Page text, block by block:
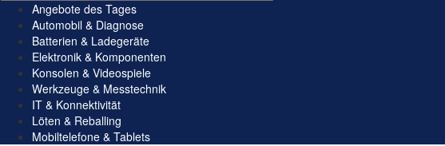
Angebote des Tages
Automobil & Diagnose
Batterien & Ladegeräte
Elektronik & Komponenten
Konsolen & Videospiele
Werkzeuge & Messtechnik
IT & Konnektivität
Löten & Reballing
Mobiltelefone & Tablets